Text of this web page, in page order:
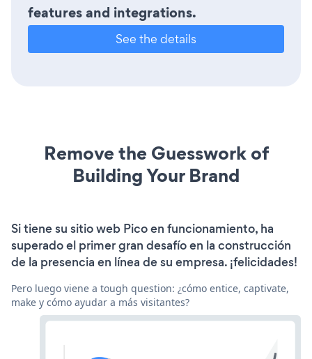
features and integrations.
See the details
Remove the Guesswork of
Building Your Brand
Si tiene su sitio web Pico en funcionamiento, ha
superado el primer gran desafío en la construcción
de la presencia en línea de su empresa. ¡felicidades!
Pero luego viene a tough question: ¿cómo entice, captivate,
make y cómo ayudar a más visitantes?